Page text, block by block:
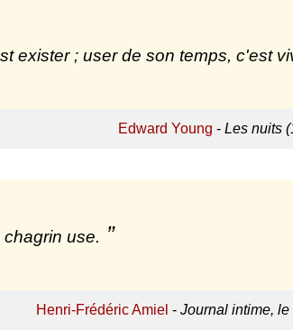
exister ; user de son temps, c'est
Edward Young - Les nuits
use.
Henri-Frédéric Amiel - Journal intime,